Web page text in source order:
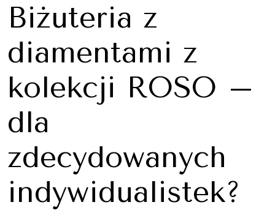
Biżuteria z
diamentami z
kolekcji ROSO –
dla
zdecydowanych
indywidualistek?